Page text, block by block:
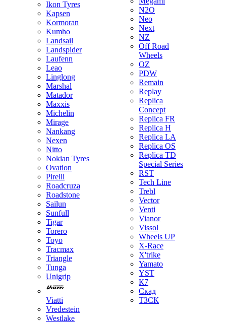
Ikon Tyres
Kapsen
Kormoran
Kumho
Landsail
Landspider
Laufenn
Leao
Linglong
Marshal
Matador
Maxxis
Michelin
Mirage
Nankang
Nexen
Nitto
Nokian Tyres
Ovation
Pirelli
Roadcruza
Roadstone
Sailun
Sunfull
Tigar
Torero
Toyo
Tracmax
Triangle
Tunga
Unigrip
Viatti
Vredestein
Westlake
N2O
Neo
Next
NZ
Off Road
Wheels
OZ
PDW
Remain
Replay
Replica
Concept
Replica FR
Replica H
Replica LA
Replica OS
Replica TD
Special Series
RST
Tech Line
Trebl
Vector
Venti
Vianor
Vissol
Wheels UP
X-Race
X'trike
Yamato
YST
К7
Скад
ТЗСК